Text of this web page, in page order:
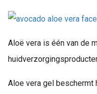
Aloë vera is één van de
Aloe vera gel beschermt